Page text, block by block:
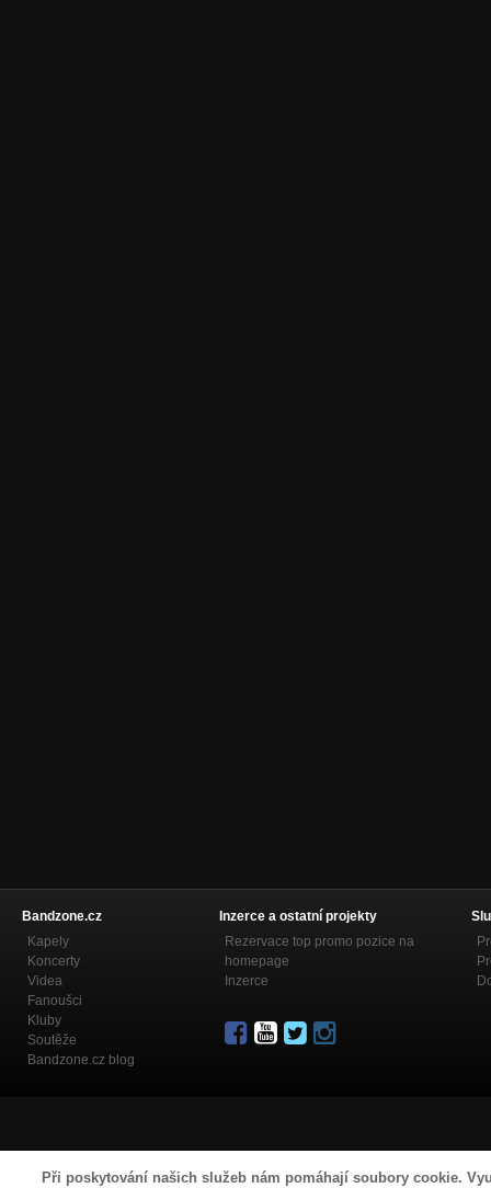
Při poskytování našich služeb nám pomáhají soubory cookie.
Bandzone.cz
Kapely
Koncerty
Videa
Fanoušci
Kluby
Soutěže
Bandzone.cz blog
Inzerce a ostatní projekty
Rezervace top promo pozice na
homepage
Inzerce